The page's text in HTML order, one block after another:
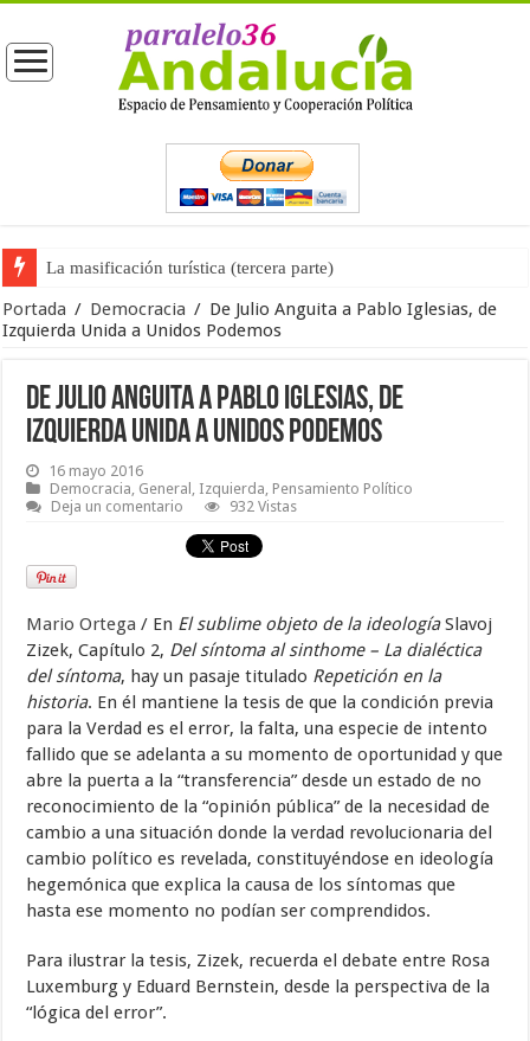
La masificación turística (tercera parte)
La opinión pública ante las próximas elecciones generales
Portada / Democracia / De Julio Anguita a Pablo Iglesias, de
Izquierda Unida a Unidos Podemos
De Julio Anguita a Pablo Iglesias, de
Izquierda Unida a Unidos Podemos
16 mayo 2016
Democracia, General , Izquierda, Pensamiento Político
Deja un comentario
932 Vistas
Mario Ortega / En El sublime objeto de la ideologíaSlavoj
Zizek, Capítulo 2, Del síntoma al sinthome – La dialéctica
del síntoma, hay un pasaje titulado Repetición en la
historia. En él mantiene la tesis de que la condición previa
para la Verdad es el error, la falta, una especie de intento
fallido que se adelanta a su momento de oportunidad y que
abre la puerta a la “transferencia” desde un estado de no
reconocimiento de la “opinión pública” de la necesidad de
cambio a una situación donde la verdad revolucionaria del
cambio político es revelada, constituyéndose en ideología
hegemónica que explica la causa de los síntomas que
hasta ese momento no podían ser comprendidos.
Para ilustrar la tesis, Zizek, recuerda el debate entre Rosa
Luxemburg y Eduard Bernstein, desde la perspectiva de la
“lógica del error”.